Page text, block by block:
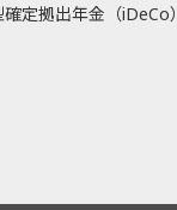
定拠出年金（iDeCo）